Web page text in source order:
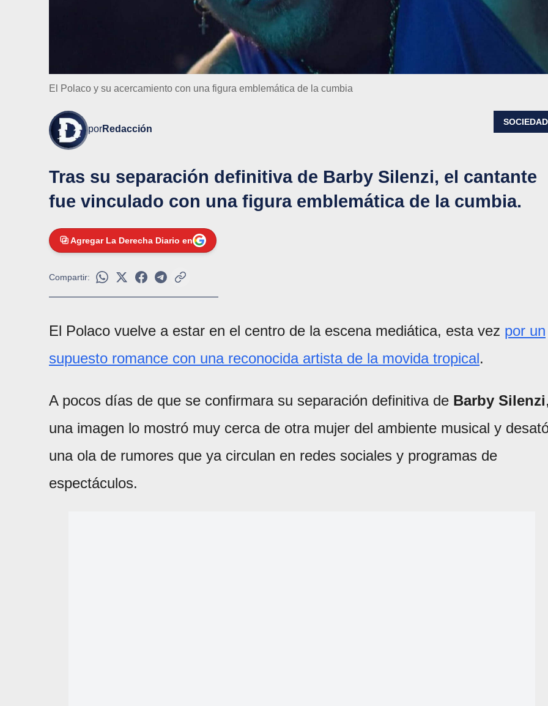
El Polaco y su acercamiento con una figura emblemática de la cumbia
porRedacción
SOCIEDAD
Tras su separación definitiva de Barby Silenzi, el cantante
fue vinculado con una figura emblemática de la cumbia.
Agregar La Derecha Diario en
Compartir:
El Polaco vuelve a estar en el centro de la escena mediática, esta vez por un
supuesto romance con una reconocida artista de la movida tropical.
A pocos días de que se confirmara su separación definitiva de Barby Silenzi
una imagen lo mostró muy cerca de otra mujer del ambiente musical y
una ola de rumores que ya circulan en redes sociales y programas de
espectáculos.